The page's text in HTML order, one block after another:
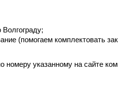
Волгограду;
(помогаем комплектовать
номеру указанному на сайте